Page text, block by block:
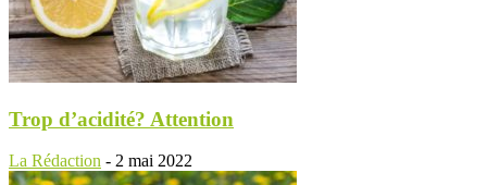
Trop d’acidité? Attention
La Rédaction - 2 mai 2022